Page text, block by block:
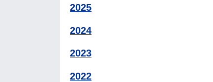
2025
2024
2023
2022